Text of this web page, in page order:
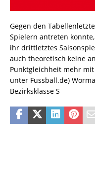
Gegen den
Spielern antreten
ihr drittletztes
auch theoretisch keine
Punktgleichheit mehr
unter Fussball.de)
Bezirksklasse S